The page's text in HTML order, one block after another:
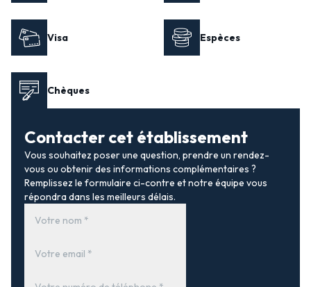
Visa Espèces
Chèques
Contacter cet établissement
Vous souhaitez poser une question, prendre un rendez-
vous ou obtenir des informations complémentaires ?
Remplissez le formulaire ci-contre et notre équipe vous
répondra dans les meilleurs délais.